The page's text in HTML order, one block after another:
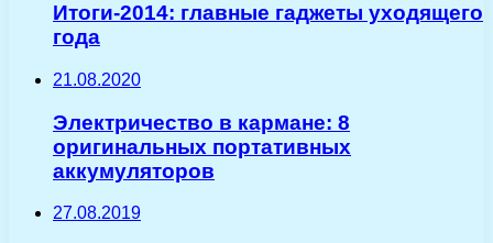
Итоги-2014: главные гаджеты уходящего
года
21.08.2020
Электричество в кармане: 8
оригинальных портативных
аккумуляторов
27.08.2019